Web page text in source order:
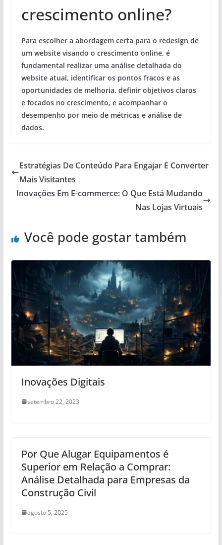
crescimento online?
Para escolher a abordagem certa para o redesign de
um website visando o crescimento online, é
fundamental realizar uma análise detalhada do
website atual, identificar os pontos fracos e as
oportunidades de melhoria, definir objetivos claros
e focados no crescimento, e acompanhar o
desempenho por meio de métricas e análise de
dados.
Estratégias De Conteúdo Para Engajar E Converter
Mais Visitantes
Inovações Em E-commerce: O Que Está Mudando
Nas Lojas Virtuais
Você pode gostar também
Inovações Digitais
setembro 22, 2023
Por Que Alugar Equipamentos é
Superior em Relação a Comprar:
Análise Detalhada para Empresas da
Construção Civil
agosto 5, 2025